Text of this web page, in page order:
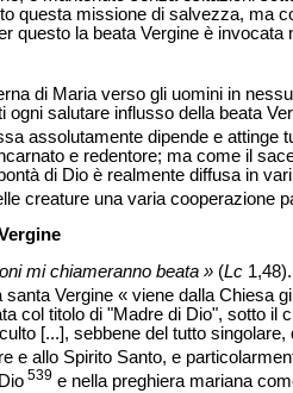
questa missione di salvezza, ma
questo la beata Vergine è
di Maria verso gli uomini in
ogni salutare influsso della beata
assolutamente dipende e attinge
e redentore; ma come il
di Dio è realmente diffusa in
creature una varia cooperazione
mi chiameranno beata » (Lc
santa Vergine « viene dalla Chiesa
col titolo di "Madre di Dio", sotto il
[...], sebbene del tutto
e allo Spirito Santo, e
539 e nella preghiera mariana